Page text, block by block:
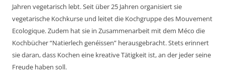
Jahren vegetarisch lebt. Seit über 25 Jahren organisiert sie
vegetarische Kochkurse und leitet die Kochgruppe des Mouvement
Ecologique. Zudem hat sie in Zusammenarbeit mit dem Méco die
Kochbücher “Natierlech genéissen” herausgebracht. Stets erinnert
sie daran, dass Kochen eine kreative Tätigkeit ist, an der jeder seine
Freude haben soll.